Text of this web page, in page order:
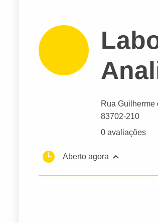
Rua Guilherme
83702-210
0 avaliações
Aberto agora